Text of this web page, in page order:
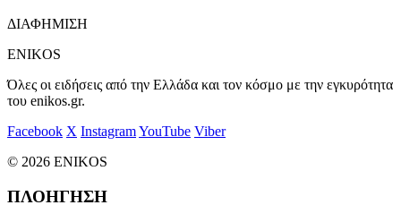
ΔΙΑΦΗΜΙΣΗ
ENIKOS
Όλες οι ειδήσεις από την Ελλάδα και τον κόσμο με την εγκυρότητα
του enikos.gr.
Facebook X InstagramYouTube Viber
© 2026 ENIKOS
ΠΛΟΗΓΗΣΗ